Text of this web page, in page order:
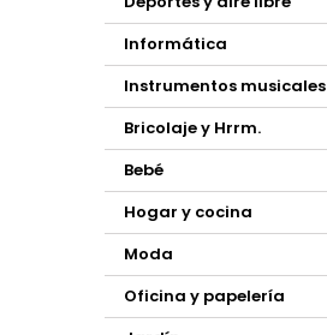
Informática
Instrumentos musicales
Bricolaje y Hrrm.
Bebé
Hogar y cocina
Moda
Oficina y papelería